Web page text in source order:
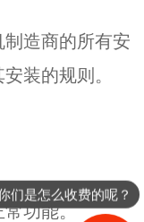
造商的所有安
装的规则。
功能。
们是怎么收费的呢？